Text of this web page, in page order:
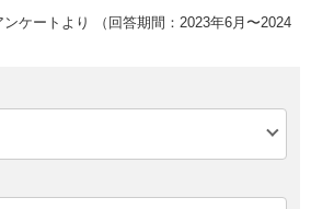
ケートより （回答期間：2023年6月〜2024